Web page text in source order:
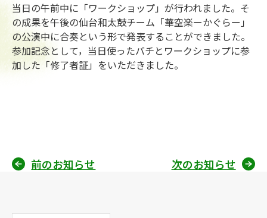
当日の午前中に「ワークショップ」が行われました。そ
の成果を午後の仙台和太鼓チーム「華空楽ーかぐらー」
の公演中に合奏という形で発表することができました。
参加記念として，当日使ったバチとワークショップに参
加した「修了者証」をいただきました。
投
ナ
前のお知らせ 次のお知らせ